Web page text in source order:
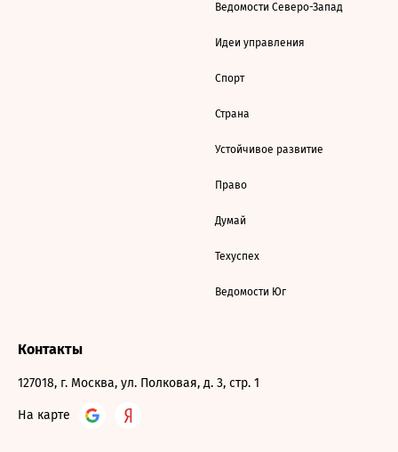
Ведомости Северо-Запад
Идеи управления
Спорт
Страна
Устойчивое развитие
Право
Думай
Техуспех
Ведомости Юг
Контакты
127018, г. Москва, ул. Полковая, д. 3, стр. 1
На карте